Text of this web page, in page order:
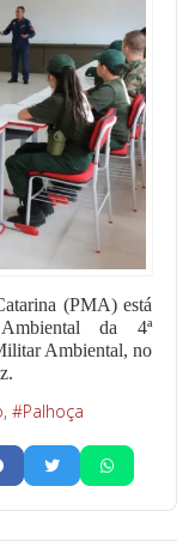
(PMA) está
da 4ª
Ambiental, no
Palhoça